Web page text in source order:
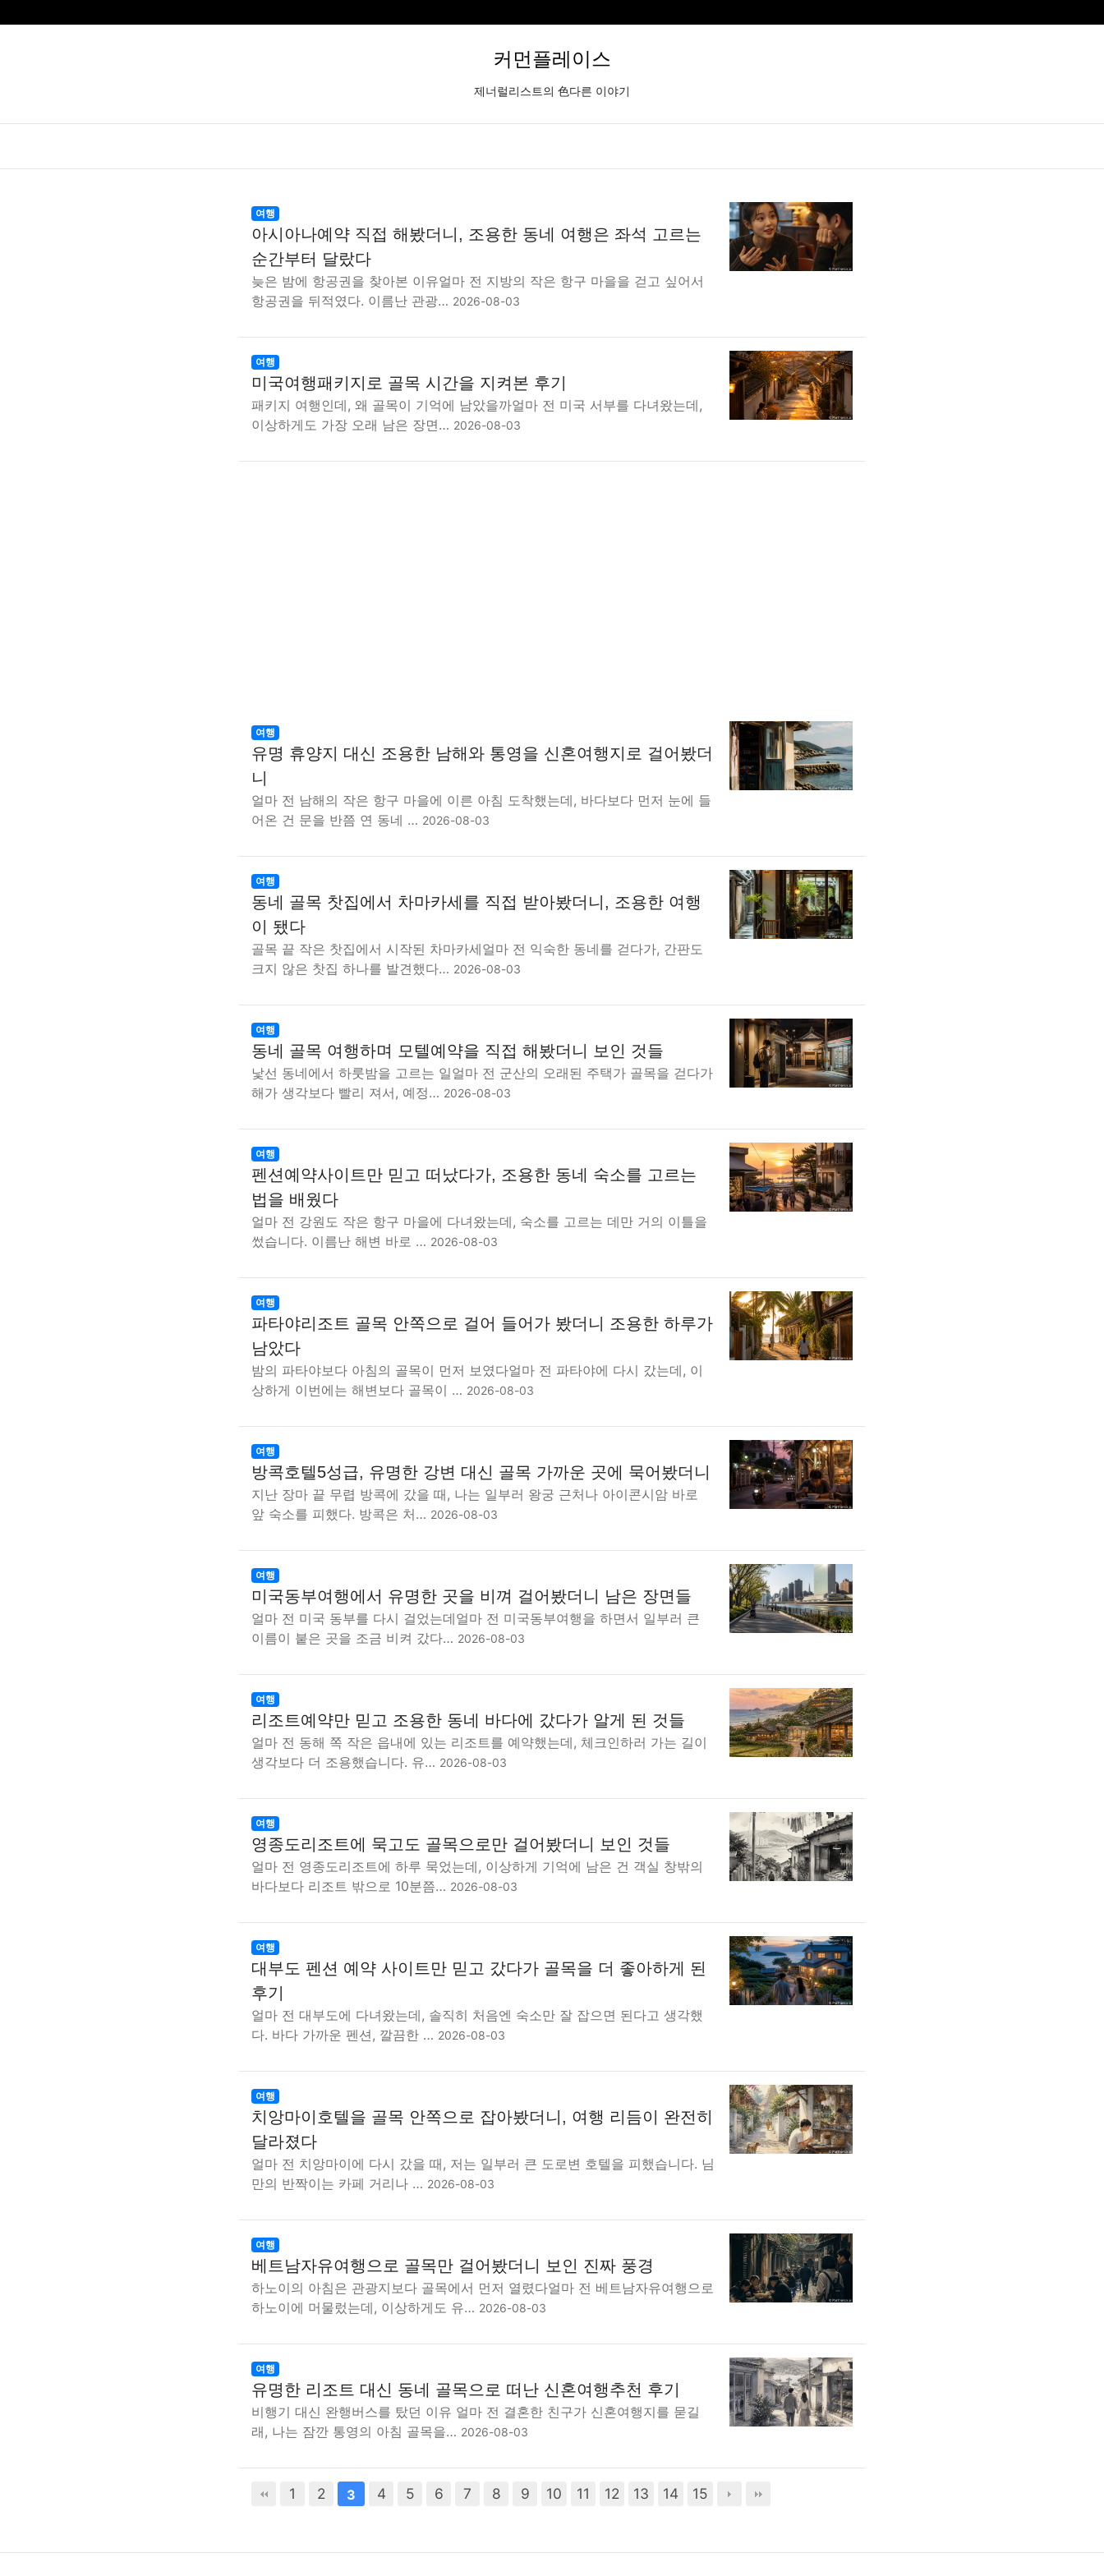
커먼플레이스
제너럴리스트의 色다른 이야기
여행
아시아나예약 직접 해봤더니, 조용한 동네 여행은 좌석 고르는
순간부터 달랐다
늦은 밤에 항공권을 찾아본 이유얼마 전 지방의 작은 항구 마을을 걷고 싶어서
항공권을 뒤적였다. 이름난 관광… 2026-08-03
여행
미국여행패키지로 골목 시간을 지켜본 후기
패키지 여행인데, 왜 골목이 기억에 남았을까얼마 전 미국 서부를 다녀왔는데,
이상하게도 가장 오래 남은 장면… 2026-08-03
여행
유명 휴양지 대신 조용한 남해와 통영을 신혼여행지로 걸어봤더
니
얼마 전 남해의 작은 항구 마을에 이른 아침 도착했는데, 바다보다 먼저 눈에 들
어온 건 문을 반쯤 연 동네 … 2026-08-03
여행
동네 골목 찻집에서 차마카세를 직접 받아봤더니, 조용한 여행
이 됐다
골목 끝 작은 찻집에서 시작된 차마카세얼마 전 익숙한 동네를 걷다가, 간판도
크지 않은 찻집 하나를 발견했다… 2026-08-03
여행
동네 골목 여행하며 모텔예약을 직접 해봤더니 보인 것들
낯선 동네에서 하룻밤을 고르는 일얼마 전 군산의 오래된 주택가 골목을 걷다가
해가 생각보다 빨리 져서, 예정… 2026-08-03
여행
펜션예약사이트만 믿고 떠났다가, 조용한 동네 숙소를 고르는
법을 배웠다
얼마 전 강원도 작은 항구 마을에 다녀왔는데, 숙소를 고르는 데만 거의 이틀을
썼습니다. 이름난 해변 바로 … 2026-08-03
여행
파타야리조트 골목 안쪽으로 걸어 들어가 봤더니 조용한 하루가
남았다
밤의 파타야보다 아침의 골목이 먼저 보였다얼마 전 파타야에 다시 갔는데, 이
상하게 이번에는 해변보다 골목이 … 2026-08-03
여행
방콕호텔5성급, 유명한 강변 대신 골목 가까운 곳에 묵어봤더니
지난 장마 끝 무렵 방콕에 갔을 때, 나는 일부러 왕궁 근처나 아이콘시암 바로
앞 숙소를 피했다. 방콕은 처… 2026-08-03
여행
미국동부여행에서 유명한 곳을 비껴 걸어봤더니 남은 장면들
얼마 전 미국 동부를 다시 걸었는데얼마 전 미국동부여행을 하면서 일부러 큰
이름이 붙은 곳을 조금 비켜 갔다… 2026-08-03
여행
리조트예약만 믿고 조용한 동네 바다에 갔다가 알게 된 것들
얼마 전 동해 쪽 작은 읍내에 있는 리조트를 예약했는데, 체크인하러 가는 길이
생각보다 더 조용했습니다. 유… 2026-08-03
여행
영종도리조트에 묵고도 골목으로만 걸어봤더니 보인 것들
얼마 전 영종도리조트에 하루 묵었는데, 이상하게 기억에 남은 건 객실 창밖의
바다보다 리조트 밖으로 10분쯤… 2026-08-03
여행
대부도 펜션 예약 사이트만 믿고 갔다가 골목을 더 좋아하게 된
후기
얼마 전 대부도에 다녀왔는데, 솔직히 처음엔 숙소만 잘 잡으면 된다고 생각했
다. 바다 가까운 펜션, 깔끔한 … 2026-08-03
여행
치앙마이호텔을 골목 안쪽으로 잡아봤더니, 여행 리듬이 완전히
달라졌다
얼마 전 치앙마이에 다시 갔을 때, 저는 일부러 큰 도로변 호텔을 피했습니다. 님
만의 반짝이는 카페 거리나 … 2026-08-03
여행
베트남자유여행으로 골목만 걸어봤더니 보인 진짜 풍경
하노이의 아침은 관광지보다 골목에서 먼저 열렸다얼마 전 베트남자유여행으로
하노이에 머물렀는데, 이상하게도 유… 2026-08-03
여행
유명한 리조트 대신 동네 골목으로 떠난 신혼여행추천 후기
비행기 대신 완행버스를 탔던 이유 얼마 전 결혼한 친구가 신혼여행지를 묻길
래, 나는 잠깐 통영의 아침 골목을… 2026-08-03
1 2 3 4 5 6 7 8 9 10 11 12 13 14 15
다음 맨끝